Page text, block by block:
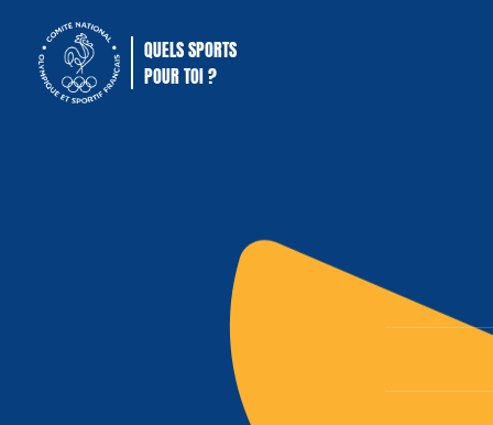
Comité National Olympique Sportif Français
QUELS SPORTS
POUR TOI ?